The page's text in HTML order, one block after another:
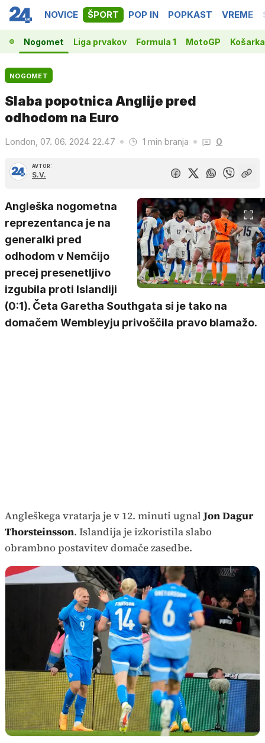
NOVICE ŠPORT POP IN POPKAST VREME
Nogomet Liga prvakov Formula 1 MotoGP Košarka
NOGOMET
Slaba popotnica Anglije pred
odhodom na Euro
London, 07. 06. 2024 22.47 1 min branja 0
AVTOR:
S.V.
Angleška nogometna
reprezentanca je na
generalki pred
odhodom v Nemčijo
precej presenetljivo
izgubila proti Islandiji
(0:1). Četa Garetha Southgata si je tako na
domačem Wembleyju privoščila pravo blamažo.
Angleškega vratarja je v 12. minuti ugnalJon Dagur
Thorsteinsson. Islandija je izkoristila slabo
obrambno postavitev domače zasedbe.